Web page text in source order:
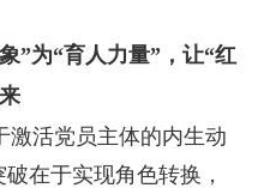
”为“育人力量”，让“红
激活党员主体的内生动
在于实现角色转换，